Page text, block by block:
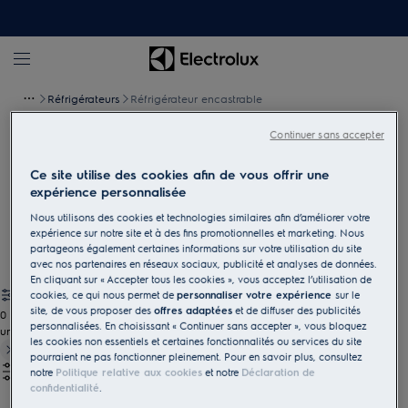
Réfrigérateurs Réfrigérateur encastrable
Réfrigérateur encastrable
Les réfrigérateurs encastrables Electrolux s'adaptent de manière
vos préférences en matière de cuisine. Ils offrent suffisamment de
place pour les provisions et permettent un stockage bien
ordonné.
0
undefined
Ce site utilise des cookies afin de vous offrir une
expérience personnalisée
Nous utilisons des cookies et technologies similaires afin d’améliorer votre
expérience sur notre site et à des fins promotionnelles et marketing. Nous
partageons également certaines informations sur votre utilisation du site
avec nos partenaires en réseaux sociaux, publicité et analyses de données.
En cliquant sur « Accepter tous les cookies », vous acceptez l’utilisation de
cookies, ce qui nous permet depersonnaliser votre expériencesur le
site, de vous proposer desoffres adaptées et de diffuser des publicités
personnalisées. En choisissant « Continuer sans accepter », vous bloquez
les cookies non essentiels et certaines fonctionnalités ou services du site
pourraient ne pas fonctionner pleinement. Pour en savoir plus, consultez
notre Politique relative aux cookies et notre Déclaration de
confidentialité.
Continuer sans accepter